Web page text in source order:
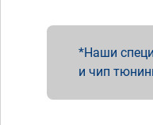
Наши
и чип